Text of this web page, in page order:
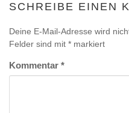
SCHREIBE EINEN
Deine E-Mail-Adresse wird
Felder sind mit * markiert
Kommentar *